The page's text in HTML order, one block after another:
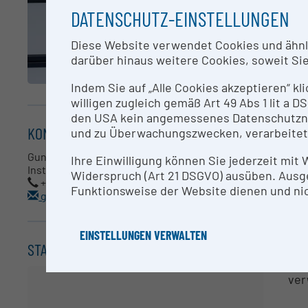
KONTAKT
Gunda Koellensperger
Institut für Analytische Chemie
+43 1 4277 52303
gunda.koellensperger@univie.ac.at
STANDORT
DATENSCHUTZ-EINSTELLUNGEN
Diese Website verwendet Cookies und
darüber hinaus weitere Cookies, soweit
Indem Sie auf „Alle Cookies akzeptieren“
willigen zugleich gemäß Art 49 Abs 1 lit a
den USA kein angemessenes
und zu Überwachungszwecken,
Ihre Einwilligung können Sie jederzeit mit
Widerspruch (Art 21 DSGVO) ausüben.
Funktionsweise der Website dienen und
EINSTELLUNGEN VERWALTEN